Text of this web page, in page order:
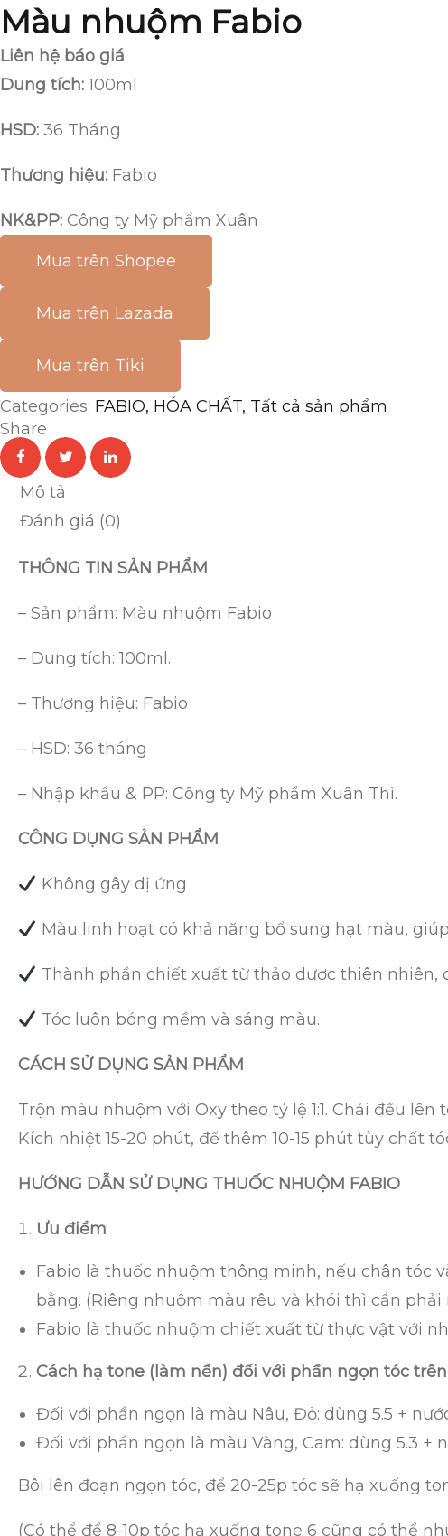
Màu nhuộm Fabio
Liên hệ báo giá
Dung tích:100ml
HSD: 36 Tháng
Thương hiệu: Fabio
NK&PP: Công ty Mỹ phẩm Xuân
Mua trên Shopee
Mua trên Lazada
Mua trên Tiki
Categories: FABIO, HÓA CHẤT, Tất cả sản phẩm
Share
Mô tả
Đánh giá (0)
THÔNG TIN SẢN PHẨM
– Sản phẩm: Màu nhuộm Fabio
– Dung tích: 100ml.
– Thương hiệu: Fabio
– HSD: 36 tháng
– Nhập khẩu & PP: Công ty Mỹ phẩm Xuân Thì.
CÔNG DỤNG SẢN PHẨM
Không gây dị ứng
Màu linh hoạt có khả năng bổ sung hạt màu,
Thành phần chiết xuất từ thảo dược thiên
Tóc luôn bóng mềm và sáng màu.
CÁCH SỬ DỤNG SẢN PHẨM
Trộn màu nhuộm với Oxy theo tỷ lệ 1:1. Chải đều lên
Kích nhiệt 15-20 phút, để thêm 10-15 phút tùy chất
HƯỚNG DẪN SỬ DỤNG THUỐC NHUỘM FABIO
Ưu điểm
Fabio là thuốc nhuộm thông minh, nếu chân tóc
bằng. (Riêng nhuộm màu rêu và khói thì cần phải
Fabio là thuốc nhuộm chiết xuất từ thực vật với
Cách hạ tone (làm nền) đối với phần ngọn tóc
Đối với phần ngọn là màu Nâu, Đỏ: dùng 5.5 + nước
Đối với phần ngọn là màu Vàng, Cam: dùng 5.3 +
Bôi lên đoạn ngọn tóc, để 20-25p tóc sẽ hạ xuống
(Có thể để 8-10p tóc hạ xuống tone 6 cũng có thể